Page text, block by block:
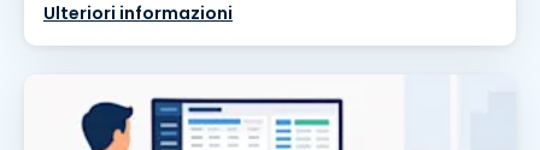
Ulteriori informazioni